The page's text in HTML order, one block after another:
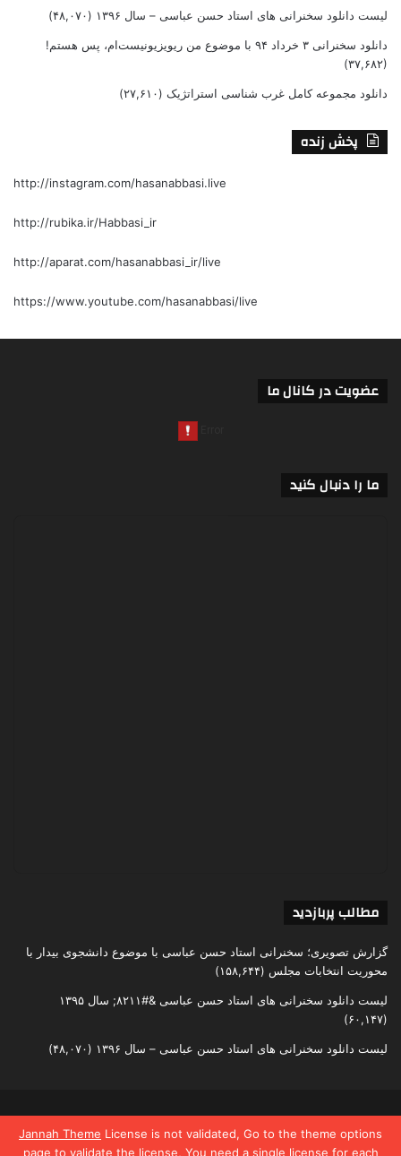
Jannah Theme License is not validated, Go to the theme options
page to validate the license, You need a single license for each
لیست دانلود سخنرانی های استاد حسن عباسی – سال ۱۳۹۶ (۴۸,۰۷۰)
دانلود سخنرانی ۳ خرداد ۹۴ با موضوع من ریویزیونیست‌ام، پس هستم!
(۳۷,۶۸۲)
دانلود مجموعه کامل غرب شناسی استراتژیک (۲۷,۶۱۰)
پخش زنده
http://instagram.com/hasanabbasi.live
http://rubika.ir/Habbasi_ir
http://aparat.com/hasanabbasi_ir/live
https://www.youtube.com/hasanabbasi/live
عضویت در کانال ما
ما را دنبال کنید
مطالب پربازدید
گزارش تصویری؛ سخنرانی استاد حسن عباسی با موضوع دانشجوی بیدار با
محوریت انتخابات مجلس (۱۵۸,۶۴۴)
لیست دانلود سخنرانی های استاد حسن عباسی &#۸۲۱۱; سال ۱۳۹۵
(۶۰,۱۴۷)
لیست دانلود سخنرانی های استاد حسن عباسی – سال ۱۳۹۶ (۴۸,۰۷۰)